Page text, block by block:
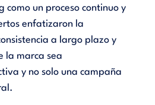
como un proceso continuo y
enfatizaron la
a largo plazo y
la marca sea
y no solo una campaña